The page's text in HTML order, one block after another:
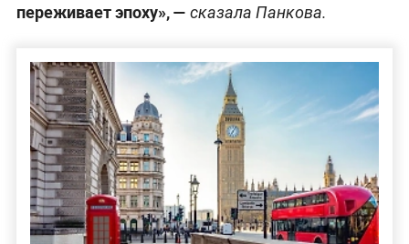
переживает эпоху», — сказала Панкова.